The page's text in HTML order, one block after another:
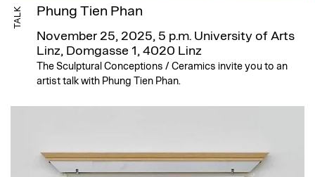
TALK Phung Tien Phan
November 25, 2025, 5 p.m. University of Arts
Linz, Domgasse 1, 4020 Linz
The Sculptural Conceptions / Ceramics invite you to an
artist talk with Phung Tien Phan.